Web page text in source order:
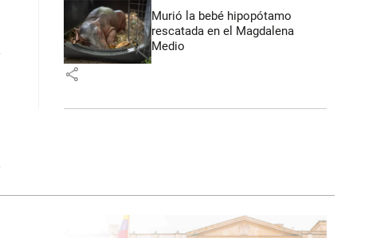
Murió la bebé hipopótamo
rescatada en el Magdalena
Medio
share